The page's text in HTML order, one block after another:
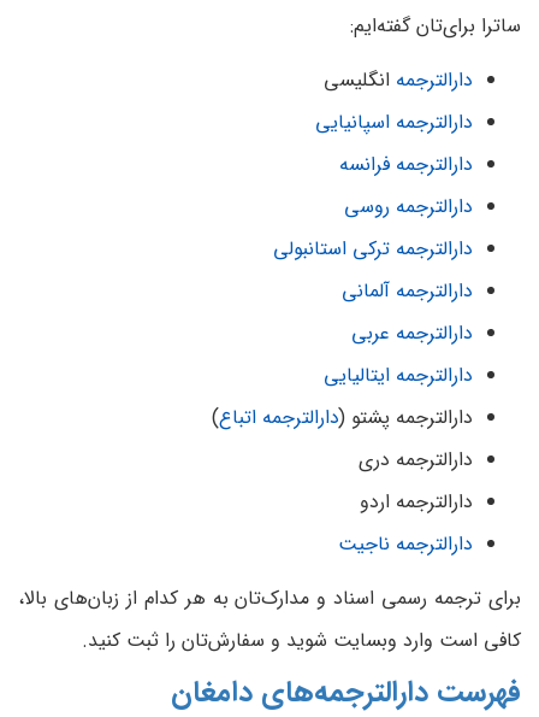
ساترا برای‌تان گفته‌ایم:
دارالترجمه انگلیسی
دارالترجمه اسپانیایی
دارالترجمه فرانسه
دارالترجمه روسی
دارالترجمه ترکی استانبولی
دارالترجمه آلمانی
دارالترجمه عربی
دارالترجمه ایتالیایی
دارالترجمه پشتو (دارالترجمه اتباع)
دارالترجمه دری
دارالترجمه اردو
دارالترجمه ناجیت
برای ترجمه رسمی اسناد و مدارک‌تان به هر کدام از زبان‌های بالا،
کافی است وارد وبسایت شوید و سفارش‌تان را ثبت کنید.
فهرست دارالترجمه‌های دامغان